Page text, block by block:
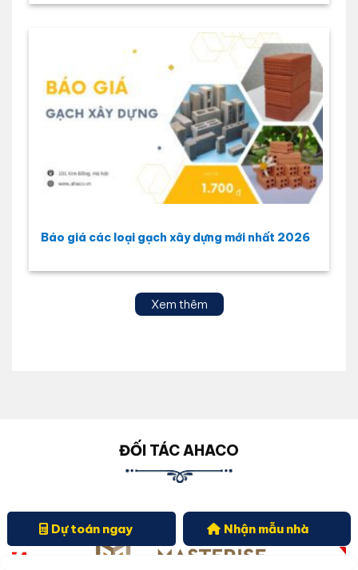
Báo giá các loại gạch xây dựng mới nhất 2026
Xem thêm
ĐỐI TÁC AHACO
Dự toán ngay Nhận mẫu nhà